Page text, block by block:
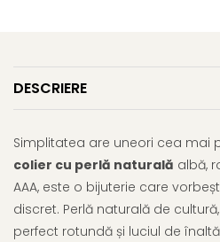
DESCRIERE
Simplitatea are uneori cea mai
colier cu perlă naturală albă,
AAA, este o bijuterie care
discret. Perlă naturală de
perfect rotundă și luciul de